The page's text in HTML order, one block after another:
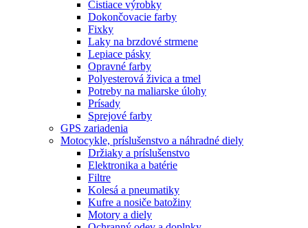
Čistiace výrobky
Dokončovacie farby
Fixky
Laky na brzdové strmene
Lepiace pásky
Opravné farby
Polyesterová živica a tmel
Potreby na maliarske úlohy
Prísady
Sprejové farby
GPS zariadenia
Motocykle, príslušenstvo a náhradné diely
Držiaky a príslušenstvo
Elektronika a batérie
Filtre
Kolesá a pneumatiky
Kufre a nosiče batožiny
Motory a diely